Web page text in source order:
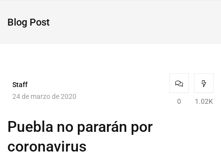
Blog Post
Staff
24 de marzo de 2020
0 1.02K
Puebla no pararán por
coronavirus